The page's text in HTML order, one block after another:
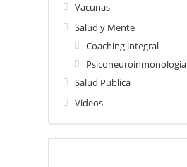
Vacunas
Salud y Mente
Coaching integral
Psiconeuroinmonologia
Salud Publica
Videos